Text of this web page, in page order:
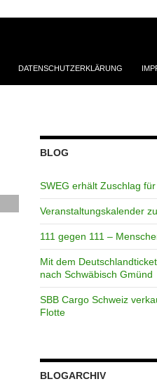
DATENSCHUTZERKLÄRUNG
BLOG
SWEG erhält Zuschlag
Veranstaltungskalender
111 gegen 111 –
Mit dem
nach Schwäbisch Gmünd
SBB Cargo Schweiz
Flotte
BLOGARCHIV